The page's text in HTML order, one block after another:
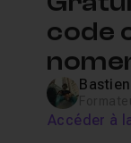
code
Accéder à